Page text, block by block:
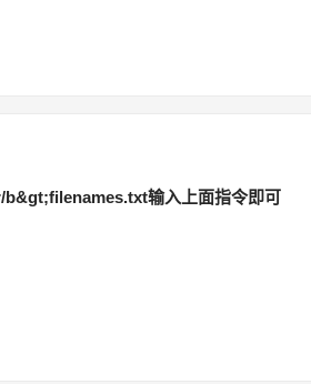
输入上面指令即可